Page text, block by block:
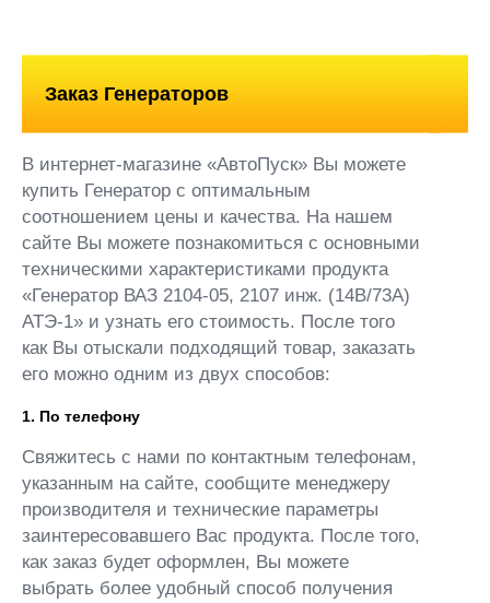
Заказ Генераторов
В интернет-магазине «АвтоПуск» Вы можете
купить Генератор с оптимальным
соотношением цены и качества. На нашем
сайте Вы можете познакомиться с основными
техническими характеристиками продукта
«Генератор ВАЗ 2104-05, 2107 инж. (14В/73А)
АТЭ-1» и узнать его стоимость. После того
как Вы отыскали подходящий товар, заказать
его можно одним из двух способов:
1. По телефону
Свяжитесь с нами по контактным телефонам,
указанным на сайте, сообщите менеджеру
производителя и технические параметры
заинтересовавшего Вас продукта. После того,
как заказ будет оформлен, Вы можете
выбрать более удобный способ получения